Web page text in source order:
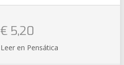
€ 5,20
Leer en Pensática